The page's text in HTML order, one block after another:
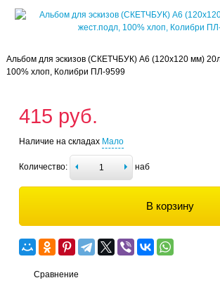
Альбом для эскизов (СКЕТЧБУК) А6 (120х120 мм)
100% хлоп, Колибри ПЛ-9599
415 руб.
Наличие на складах Мало
Количество: наб
В корзину
Сравнение